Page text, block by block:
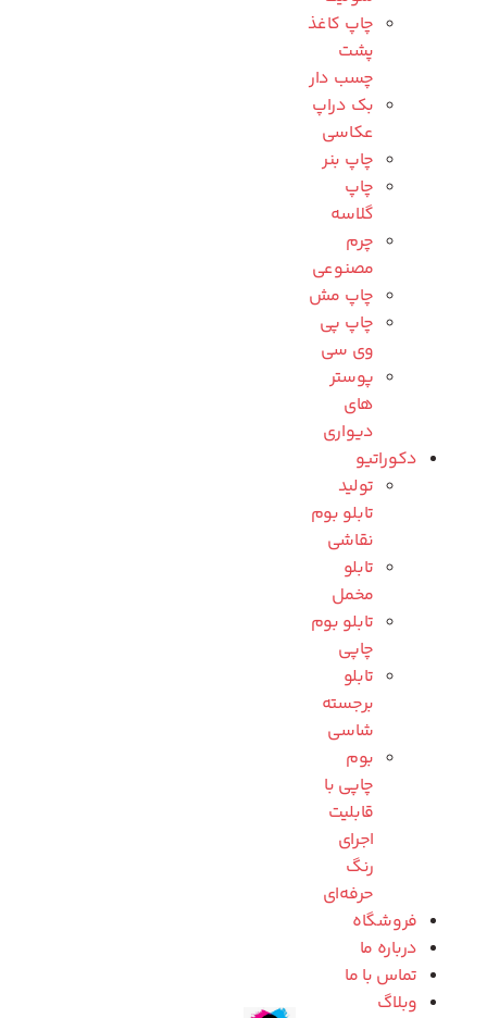
چاپ کاغذ
پشت
چسب دار
بک دراپ
عکاسی
چاپ بنر
چاپ
گلاسه
چرم
مصنوعی
چاپ مش
چاپ پی
وی سی
پوستر
های
دیواری
دکوراتیو
تولید
تابلو بوم
نقاشی
تابلو
مخمل
تابلو بوم
چاپی
تابلو
برجسته
شاسی
بوم
چاپی با
قابلیت
اجرای
رنگ
حرفه‌ای
فروشگاه
درباره ما
تماس با ما
وبلاگ